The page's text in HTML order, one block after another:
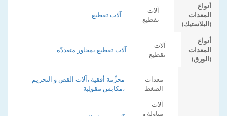
أنواع
المعدات
(البلاستيك)
آلات
تقطيع
آلات تقطيع
أنواع
المعدات
(الورق)
آلات
تقطيع
آلات تقطيع بمحاور متعددّة
معدات
الضغط
محزِّمة أفقية ،آلات القص و التحزيم
،مكابس مقولِبة
آلات
مناولة و